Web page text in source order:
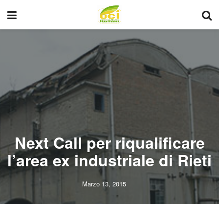
Next Call per riqualificare
l’area ex industriale di Rieti
Marzo 13, 2015